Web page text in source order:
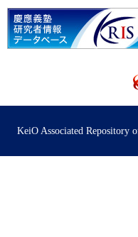
KeiO Associated Repository